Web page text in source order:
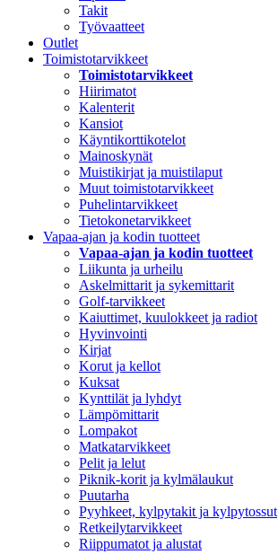
Takit
Työvaatteet
Outlet
Toimistotarvikkeet
Toimistotarvikkeet
Hiirimatot
Kalenterit
Kansiot
Käyntikorttikotelot
Mainoskynät
Muistikirjat ja muistilaput
Muut toimistotarvikkeet
Puhelintarvikkeet
Tietokonetarvikkeet
Vapaa-ajan ja kodin tuotteet
Vapaa-ajan ja kodin tuotteet
Liikunta ja urheilu
Askelmittarit ja sykemittarit
Golf-tarvikkeet
Kaiuttimet, kuulokkeet ja radiot
Hyvinvointi
Kirjat
Korut ja kellot
Kuksat
Kynttilät ja lyhdyt
Lämpömittarit
Lompakot
Matkatarvikkeet
Pelit ja lelut
Piknik-korit ja kylmälaukut
Puutarha
Pyyhkeet, kylpytakit ja kylpytossut
Retkeilytarvikkeet
Riippumatot ja alustat